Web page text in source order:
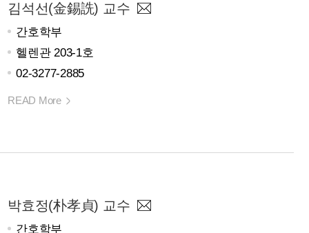
김석선(金錫詵) 교수
간호학부
헬렌관 203-1호
02-3277-2885
READ More
박효정(朴孝貞) 교수
간호학부